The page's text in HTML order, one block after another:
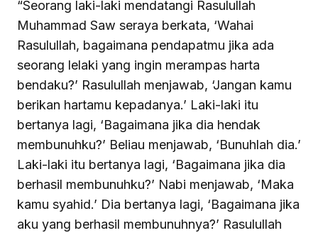
“Seorang laki-laki mendatangi Rasulullah
Muhammad Saw seraya berkata, ‘Wahai
Rasulullah, bagaimana pendapatmu jika ada
seorang lelaki yang ingin merampas harta
bendaku?’ Rasulullah menjawab, ‘Jangan kamu
berikan hartamu kepadanya.’ Laki-laki itu
bertanya lagi, ‘Bagaimana jika dia hendak
membunuhku?’ Beliau menjawab, ‘Bunuhlah dia.’
Laki-laki itu bertanya lagi, ‘Bagaimana jika dia
berhasil membunuhku?’ Nabi menjawab, ‘Maka
kamu syahid.’ Dia bertanya lagi, ‘Bagaimana jika
aku yang berhasil membunuhnya?’ Rasulullah